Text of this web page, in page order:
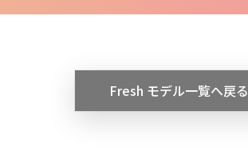
Fresh モデル一覧へ戻る